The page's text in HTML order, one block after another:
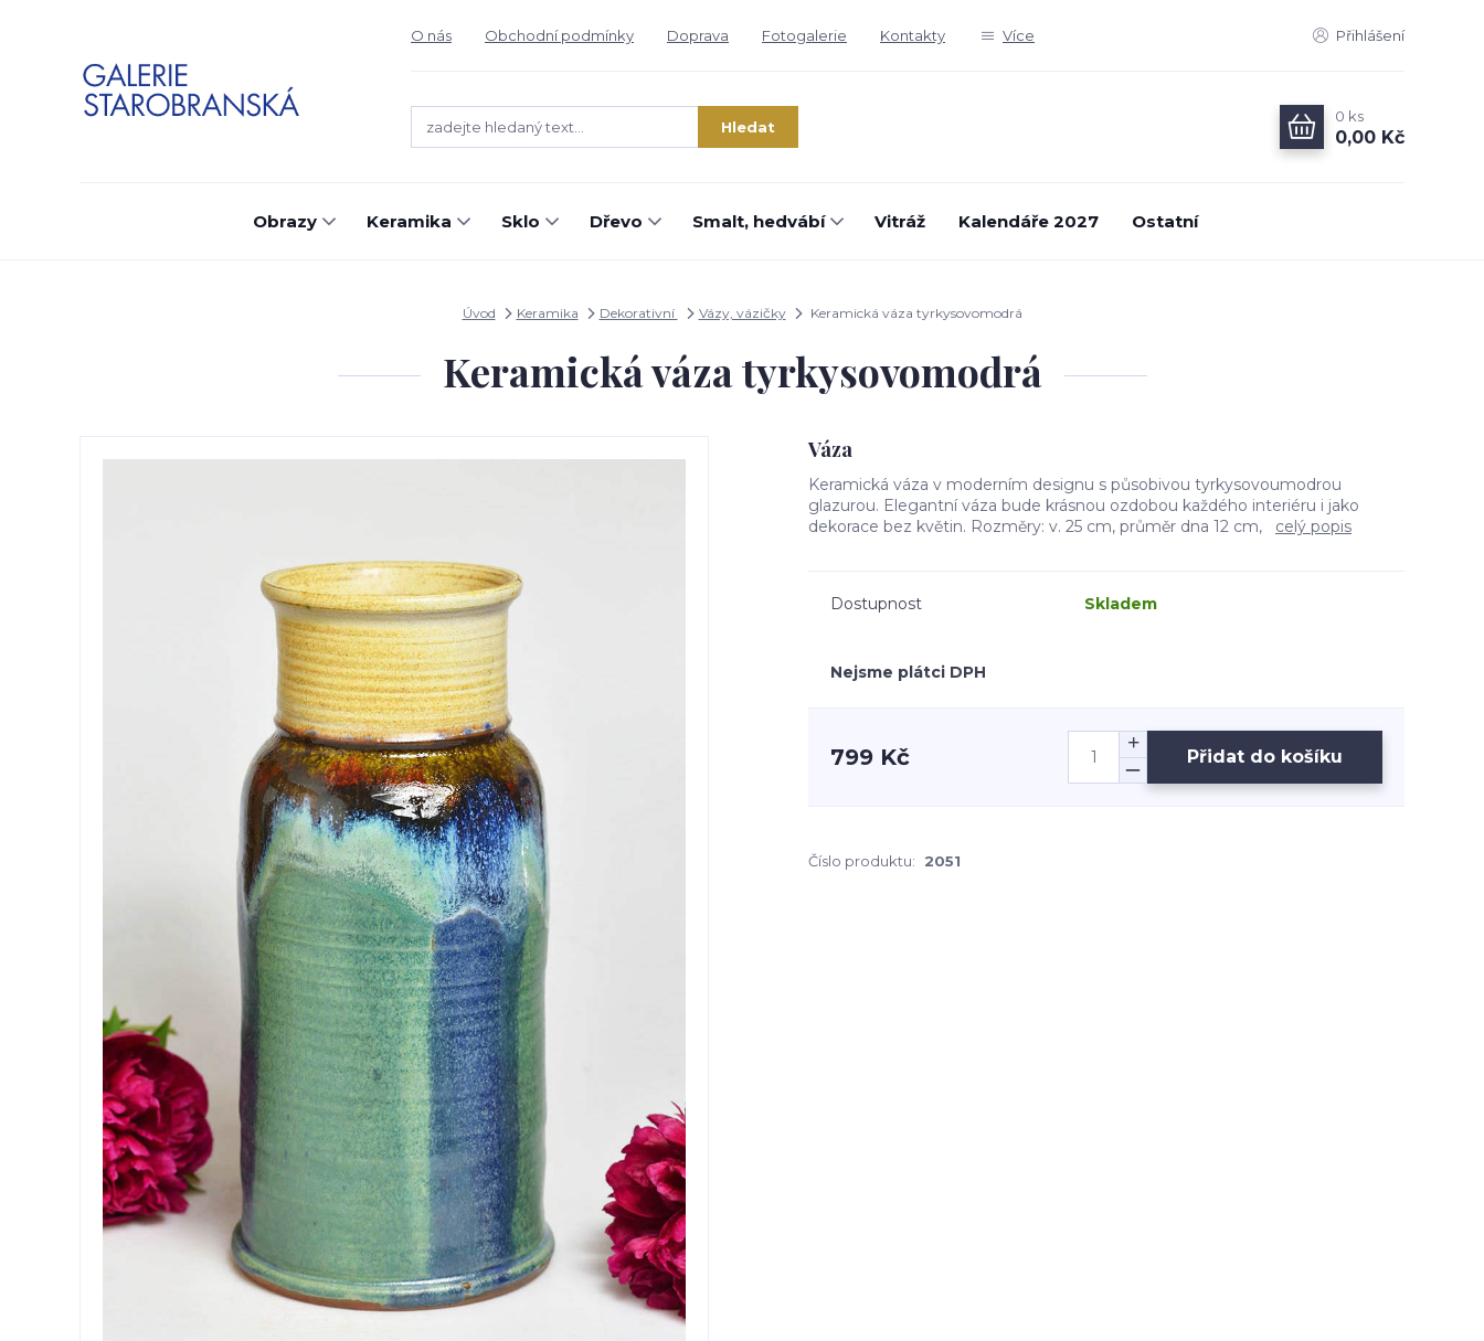
O nás Obchodní podmínky Doprava Fotogalerie Kontakty Více Přihlášení
Hledat
0 ks
0,00 Kč
Obrazy Keramika Sklo Dřevo Smalt, hedvábí Vitráž Kalendáře 2027 Ostatní
Úvod Keramika Dekorativní Vázy, vázičky Keramická váza tyrkysovomodrá
Keramická váza tyrkysovomodrá
Váza
Keramická váza v moderním designu s působivou tyrkysovoumodrou
glazurou. Elegantní váza bude krásnou ozdobou každého interiéru i jako
dekorace bez květin. Rozměry: v. 25 cm, průměr dna 12 cm, celý popis
Dostupnost Skladem
Nejsme plátci DPH
799 Kč Přidat do košíku
Číslo produktu: 2051